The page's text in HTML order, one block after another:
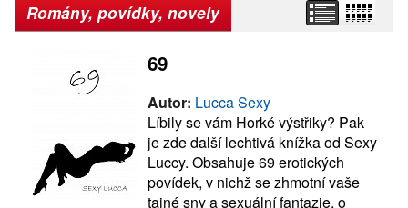
Romány, povídky, novely
69
Autor: Lucca Sexy
Líbily se vám Horké výstřiky? Pak
je zde další lechtivá knížka od Sexy
Luccy. Obsahuje 69 erotických
povídek, v nichž se zhmotní vaše
tajné sny a sexuální fantazie, o